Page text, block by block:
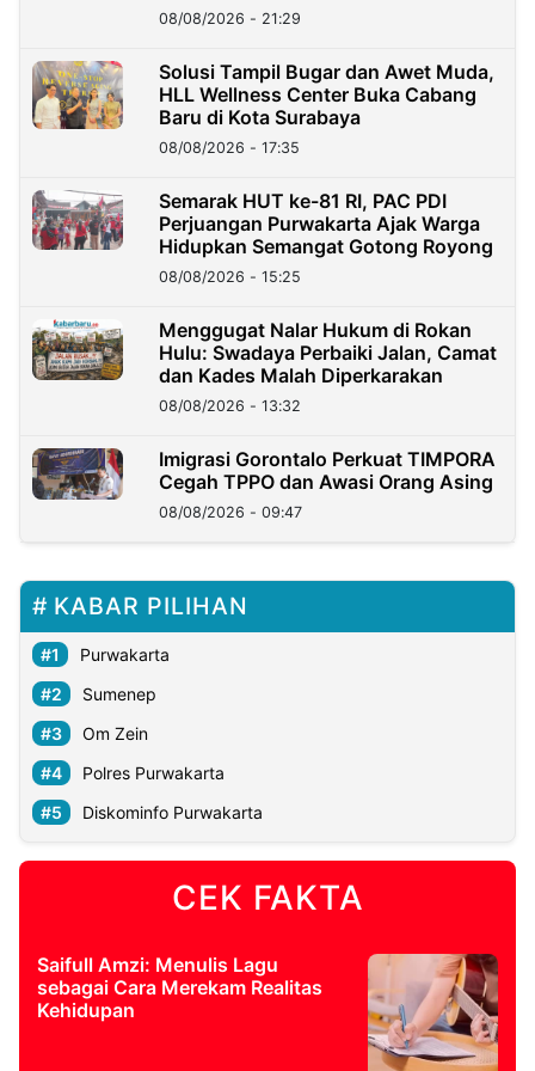
Kini?
08/08/2026 - 21:29
Solusi Tampil Bugar dan Awet Muda,
HLL Wellness Center Buka Cabang
Baru di Kota Surabaya
08/08/2026 - 17:35
Semarak HUT ke-81 RI, PAC PDI
Perjuangan Purwakarta Ajak Warga
Hidupkan Semangat Gotong Royong
08/08/2026 - 15:25
Menggugat Nalar Hukum di Rokan
Hulu: Swadaya Perbaiki Jalan, Camat
dan Kades Malah Diperkarakan
08/08/2026 - 13:32
Imigrasi Gorontalo Perkuat TIMPORA
Cegah TPPO dan Awasi Orang Asing
08/08/2026 - 09:47
KABAR PILIHAN
Purwakarta
Sumenep
Om Zein
Polres Purwakarta
Diskominfo Purwakarta
CEK FAKTA
Saifull Amzi: Menulis Lagu
sebagai Cara Merekam Realitas
Kehidupan